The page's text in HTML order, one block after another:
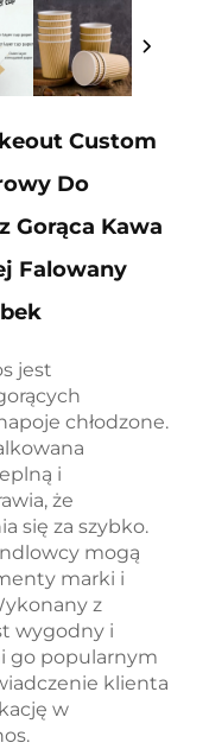
Custom
Do
Gorąca Kawa
Falowany
jest
chłodzone.
i
że
się za szybko.
mogą
marki i
z
wygodny i
go popularnym
klienta
w